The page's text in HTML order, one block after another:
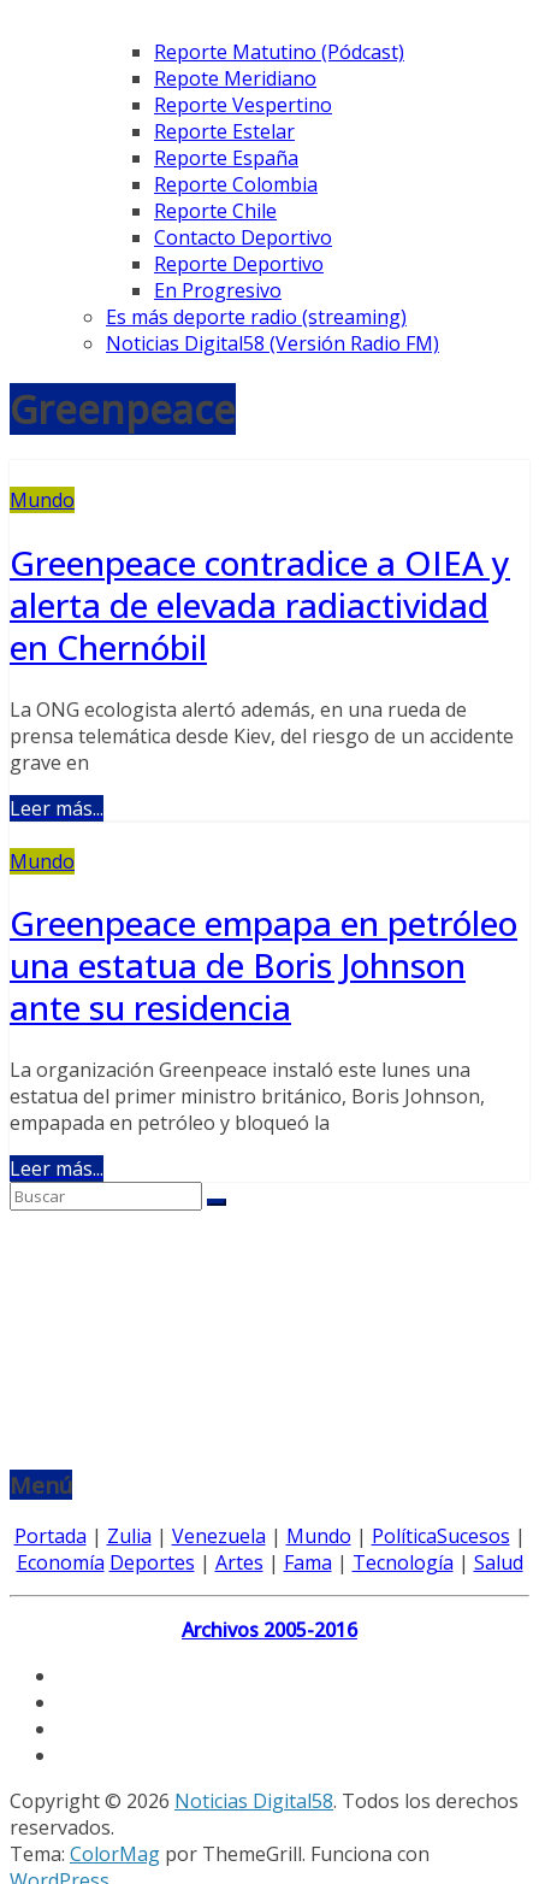
Reporte Matutino (Pódcast)
Repote Meridiano
Reporte Vespertino
Reporte Estelar
Reporte España
Reporte Colombia
Reporte Chile
Contacto Deportivo
Reporte Deportivo
En Progresivo
Es más deporte radio (streaming)
Noticias Digital58 (Versión Radio FM)
Greenpeace
Mundo
Greenpeace contradice a OIEA y
alerta de elevada radiactividad
en Chernóbil
La ONG ecologista alertó además, en una rueda de
prensa telemática desde Kiev, del riesgo de un accidente
grave en
Leer más...
Mundo
Greenpeace empapa en petróleo
una estatua de Boris Johnson
ante su residencia
La organización Greenpeace instaló este lunes una
estatua del primer ministro británico, Boris Johnson,
empapada en petróleo y bloqueó la
Leer más...
Menú
Portada | Zulia | Venezuela | Mundo | PolíticaSucesos |
Economía Deportes | Artes | Fama | Tecnología | Salud
Archivos 2005-2016
Copyright © 2026 Noticias Digital58. Todos los derechos
reservados.
Tema: ColorMag por ThemeGrill. Funciona con